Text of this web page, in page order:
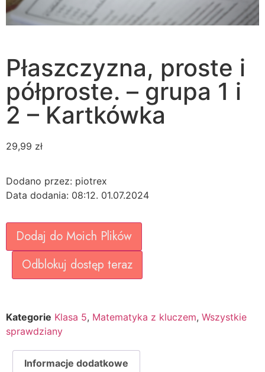
Płaszczyzna, proste i
półproste. – grupa 1 i
2 – Kartkówka
29,99 zł
Dodano przez: piotrex
Data dodania: 08:12. 01.07.2024
Dodaj do Moich Plików
Odblokuj dostęp teraz
Kategorie Klasa 5, Matematyka z kluczem, Wszystkie
sprawdziany
Informacje dodatkowe